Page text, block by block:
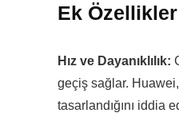
Ek
Hız ve Dayanıklılık:
geçiş sağlar.
tasarlandığını iddia